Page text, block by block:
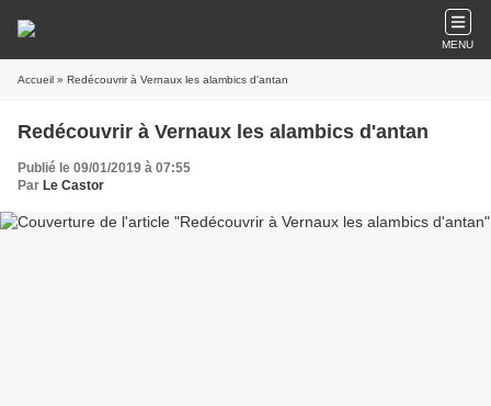
MENU
Accueil » Redécouvrir à Vernaux les alambics d'antan
Redécouvrir à Vernaux les alambics d'antan
Publié le 09/01/2019 à 07:55
Par Le Castor